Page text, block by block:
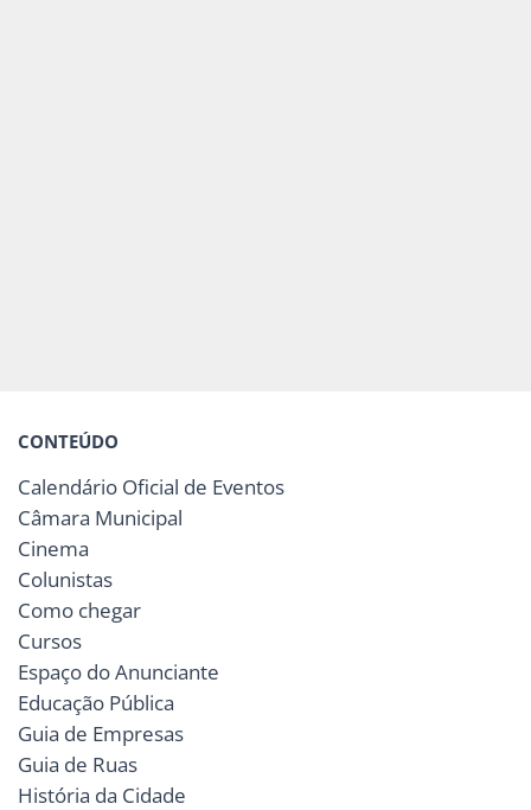
CONTEÚDO
Calendário Oficial de Eventos
Câmara Municipal
Cinema
Colunistas
Como chegar
Cursos
Espaço do Anunciante
Educação Pública
Guia de Empresas
Guia de Ruas
História da Cidade